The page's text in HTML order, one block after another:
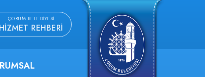
ÇORUM BELEDIYESI
HIZMET REHBERI